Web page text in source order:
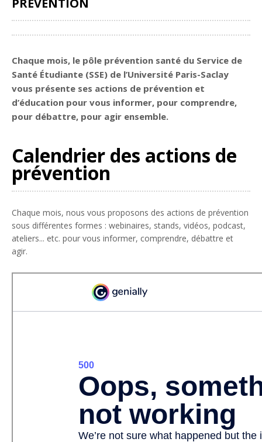
PRÉVENTION
Chaque mois, le pôle prévention santé du Service de
Santé Étudiante (SSE) de l’Université Paris-Saclay
vous présente ses actions de prévention et
d’éducation pour vous informer, pour comprendre,
pour débattre, pour agir ensemble.
Calendrier des actions de
prévention
Chaque mois, nous vous proposons des actions de prévention
sous différentes formes : webinaires, stands, vidéos, podcast,
ateliers... etc. pour vous informer, comprendre, débattre et
agir.